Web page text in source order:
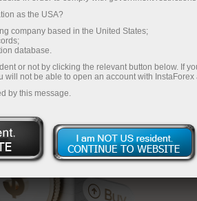
สุดในตลาด รวมถึง
าะสมสำหรับการเทรด
กคนสามารถรับโบนัส
ากยอดฝาก และใช้
กโปรโมชั่นและข้อเสนอ
บนทางหลวง
ญส่วนตัวของคุณ
— เลือกของขวัญมูลค่าสูงสุด
มเสี่ยง — เรารับประกัน
as the USA?
company based in the United States;
database.
or not by clicking the relevant button below. If
not be able to open an account with InstaForex
by this message.